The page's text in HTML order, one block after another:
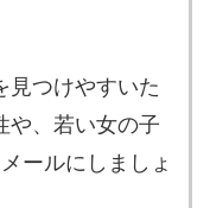
見つけやすいた
や、若い女の子
ールにしましょ